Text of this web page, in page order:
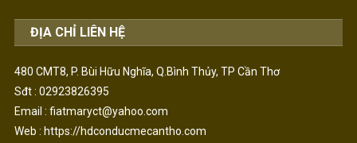
ĐỊA CHỈ LIÊN HỆ
480 CMT8, P. Bùi Hữu Nghĩa, Q.Bình Thủy, TP Cần Thơ
Sđt : 02923826395
Email : fiatmaryct@yahoo.com
Web : https://hdconducmecantho.com